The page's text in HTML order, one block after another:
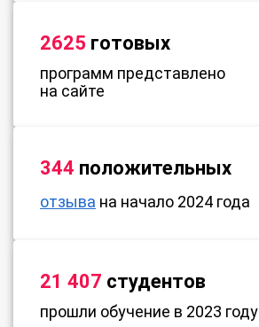
2625 готовых
программ представлено
на сайте
344 положительных
отзыва на начало 2024 года
21 407 студентов
прошли обучение в 2023 году